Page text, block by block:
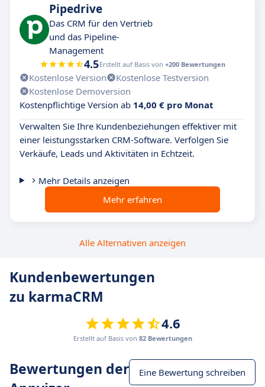
Pipedrive
Das CRM für den Vertrieb
und das Pipeline-
Management
4.5Erstellt auf Basis von +200 Bewertungen
Kostenlose Version
Kostenlose Testversion
Kostenlose Demoversion
Kostenpflichtige Version ab 14,00 € pro Monat
Verwalten Sie Ihre Kundenbeziehungen effektiver mit
einer leistungsstarken CRM-Software. Verfolgen Sie
Verkäufe, Leads und Aktivitäten in Echtzeit.
Mehr Details anzeigen
Mehr erfahren
Alle Alternativen anzeigen
Kundenbewertungen
zu karmaCRM
4.6
Erstellt auf Basis von 82 Bewertungen
Bewertungen der
Eine Bewertung schreiben